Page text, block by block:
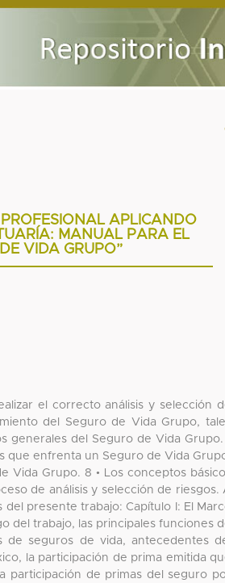
APLICANDO
MANUAL PARA EL
VIDA GRUPO”
el correcto análisis y selección
del Seguro de Vida Grupo,
generales del Seguro de Vida Grupo.
que enfrenta un Seguro de Vida
Vida Grupo. 8 • Los conceptos
de análisis y selección de riesgos.
presente trabajo: Capítulo I: El
del trabajo, las principales funciones
seguros de vida, antecedentes
la participación de prima emitida
participación de primas del seguro